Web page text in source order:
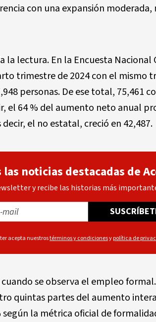
con una expansión moderada,
la lectura. En la Encuesta Nacional
trimestre de 2024 con el mismo
personas. De ese total, 75,461
el 64 % del aumento neto anual
el no estatal, creció en 42,487.
las noticias destacadas de
y recibe las historias más
acepta nuestrostérminos y condicionesypolítica de
cuando se observa el empleo
quintas partes del aumento
la métrica oficial de